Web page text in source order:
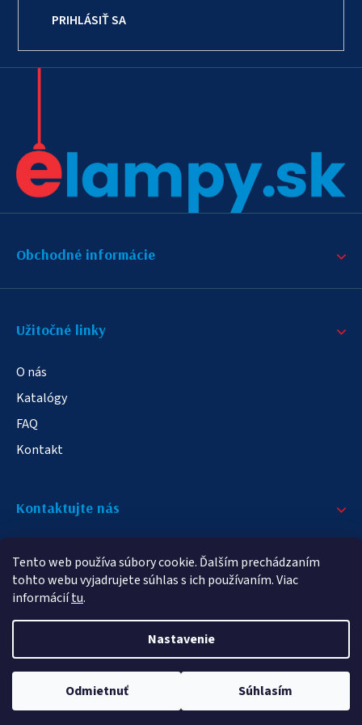
Tento web používa súbory cookie. Ďalším prechádzaním
tohto webu vyjadrujete súhlas s ich používaním. Viac
informáciítu.
Nastavenie
Odmietnuť Súhlasím
PRIHLÁSIŤ SA
Obchodné informácie
Užitočné linky
O nás
Katalógy
FAQ
Kontakt
Kontaktujte nás
info@elampa.sk
Vytvoril Shoptet Premium
elampy.sk. Všetky práva vyhradené.